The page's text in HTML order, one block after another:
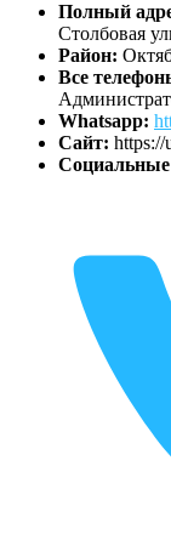
Полный
Столбовая
Район:
Все
Whatsapp:
Сайт: https://
Социальные